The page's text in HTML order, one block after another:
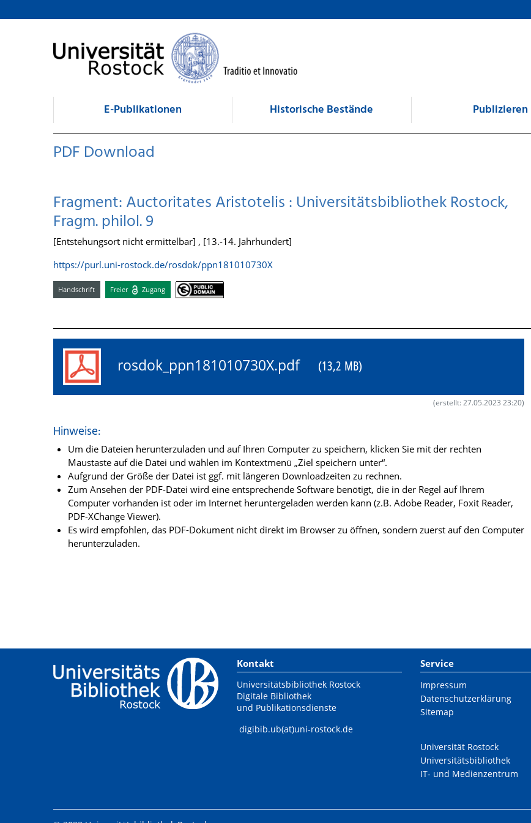
zum Inhalt
E-Publikationen Historische Bestände Publizieren
PDF Download
Fragment: Auctoritates Aristotelis : Universitätsbibliothek Rostock,
Fragm. philol. 9
[Entstehungsort nicht ermittelbar] , [13.-14. Jahrhundert]
https://purl.uni-rostock.de/rosdok/ppn181010730X
Handschrift Freier Zugang
rosdok_ppn181010730X.pdf (13,2 MB)
(erstellt: 27.05.2023 23:20)
Hinweise:
Um die Dateien herunterzuladen und auf Ihren Computer zu speichern, klicken Sie mit der rechten
Maustaste auf die Datei und wählen im Kontextmenü „Ziel speichern unter“.
Aufgrund der Größe der Datei ist ggf. mit längeren Downloadzeiten zu rechnen.
Zum Ansehen der PDF-Datei wird eine entsprechende Software benötigt, die in der Regel auf Ihrem
Computer vorhanden ist oder im Internet heruntergeladen werden kann (z.B. Adobe Reader, Foxit Reader,
PDF-XChange Viewer).
Es wird empfohlen, das PDF-Dokument nicht direkt im Browser zu öffnen, sondern zuerst auf den Computer
herunterzuladen.
Kontakt
Universitätsbibliothek Rostock
Digitale Bibliothek
und Publikationsdienste
digibib.ub(at)uni-rostock.de
Service
Impressum
Datenschutzerklärung
Sitemap
Universität Rostock
Universitätsbibliothek
IT- und Medienzentrum